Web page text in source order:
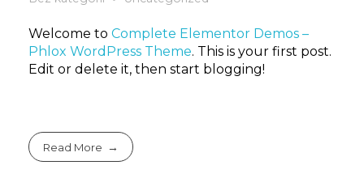
Welcome to Complete Elementor Demos –
Phlox WordPress Theme. This is your first post.
Edit or delete it, then start blogging!
Read More